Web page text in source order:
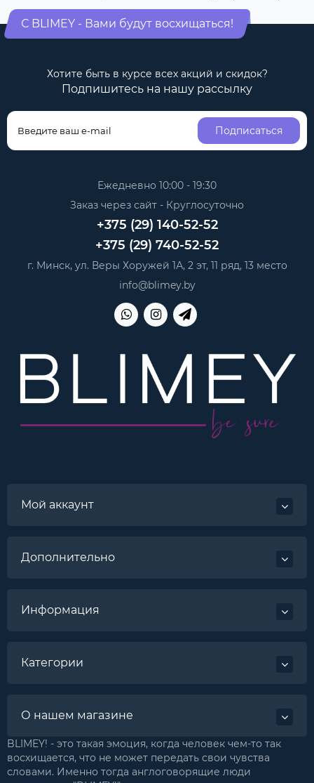
С BLIMEY - Вами будут восхищаться!
Хотите быть в курсе всех акций и скидок?
Подпишитесь на нашу рассылку
Подписаться
Ежедневно 10:00 - 19:30
Заказ через сайт - Круглосуточно
+375 (29) 140-52-52
+375 (29) 740-52-52
г. Минск, ул. Веры Хоружей 1А, 2 эт, 11 ряд, 13 место
info@blimey.by
Мой аккаунт
Дополнительно
Информация
Категории
О нашем магазине
BLIMEY! - это такая эмоция, когда человек чем-то так
восхищается, что не может передать свои чувства
словами. Именно тогда англоговорящие люди